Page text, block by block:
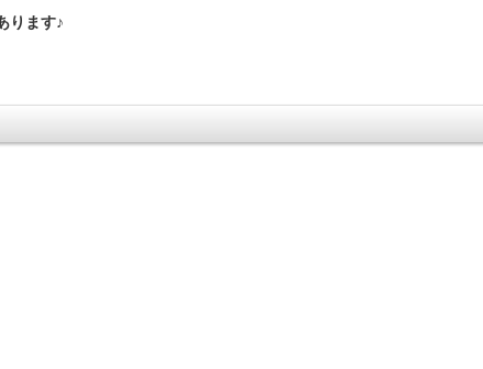
ります♪